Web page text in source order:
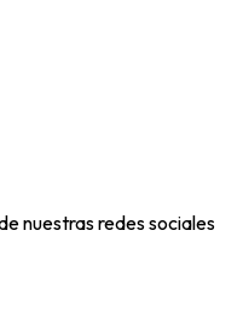
nuestras redes sociales